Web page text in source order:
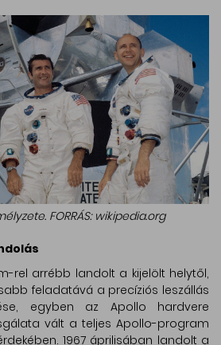
FORRÁS: wikipedia.org
rel arrébb landolt a kijelölt helytől,
feladatává a precíziós leszállás
egyben az Apollo hardvere
vált a teljes Apollo-program
1967 áprilisában landolt a